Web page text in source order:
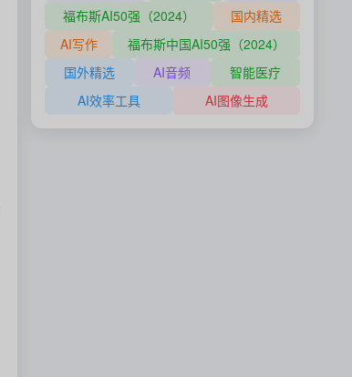
福布斯AI50强（2024）
国内精选
AI写作
福布斯中国AI50强（2024）
国外精选
AI音频
智能医疗
AI效率工具
AI图像生成